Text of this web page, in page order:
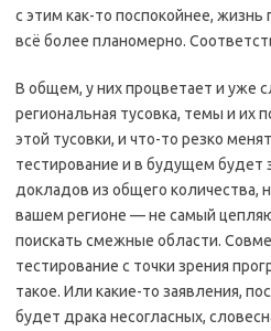
с этим как-то поспокойнее,
всё более планомерно.
В общем, у них процветает и уже
региональная тусовка, темы и их
этой тусовки, и что-то резко
тестирование и в будущем будет
докладов из общего количества,
вашем регионе — не самый
поискать смежные области.
тестирование с точки зрения
такое. Или какие-то заявления,
будет драка несогласных,